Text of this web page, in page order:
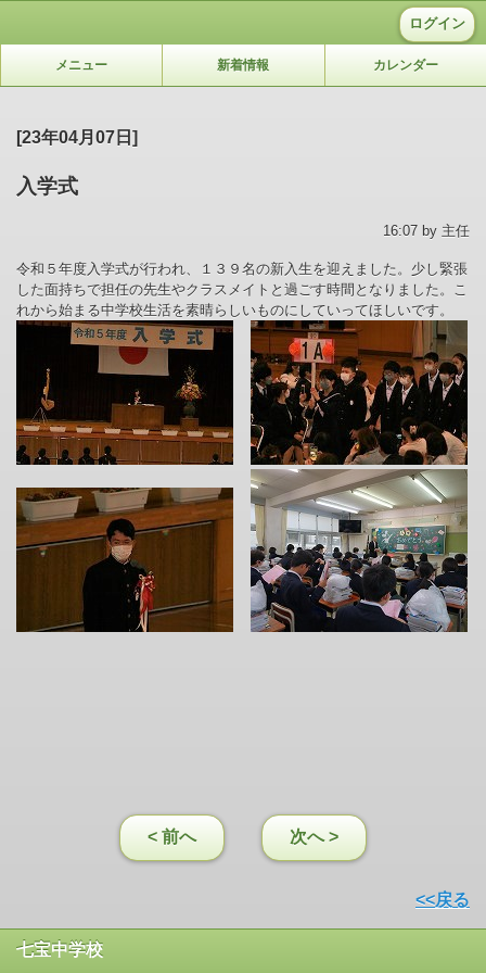
ログイン
メニュー 新着情報 カレンダー
[23年04月07日]
入学式
16:07 by 主任
令和５年度入学式が行われ、１３９名の新入生を迎えました。少し緊張
した面持ちで担任の先生やクラスメイトと過ごす時間となりました。こ
れから始まる中学校生活を素晴らしいものにしていってほしいです。
< 前へ 次へ >
<<戻る
七宝中学校